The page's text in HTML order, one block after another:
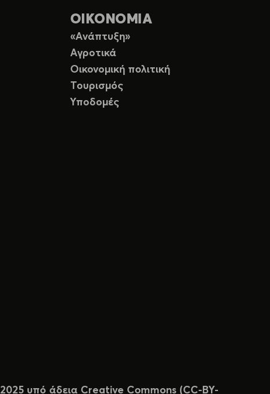
ΟΙΚΟΝΟΜΙΑ
«Ανάπτυξη»
Αγροτικά
Οικονομική πολιτική
Τουρισμός
Υποδομές
υπό άδεια Creative Commons (CC-BY-